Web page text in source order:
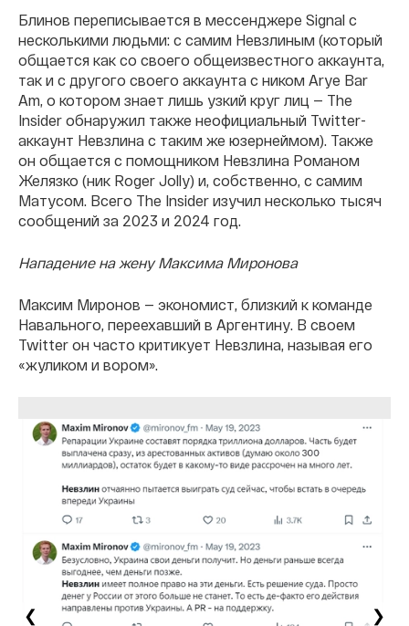
Блинов переписывается в мессенджере Signal с
несколькими людьми: с самим Невзлиным (который
общается как со своего общеизвестного аккаунта,
так и с другого своего аккаунта с ником Arye Bar
Am, о котором знает лишь узкий круг лиц — The
Insider обнаружил также неофициальный Twitter-
аккаунт Невзлина с таким же юзернеймом). Также
он общается с помощником Невзлина Романом
Желязко (ник Roger Jolly) и, собственно, с самим
Матусом. Всего The Insider изучил несколько тысяч
сообщений за 2023 и 2024 год.
Нападение на жену Максима Миронова
Максим Миронов — экономист, близкий к команде
Навального, переехавший в Аргентину. В своем
Twitter он часто критикует Невзлина, называя его
«жуликом и вором».
❮ ❯